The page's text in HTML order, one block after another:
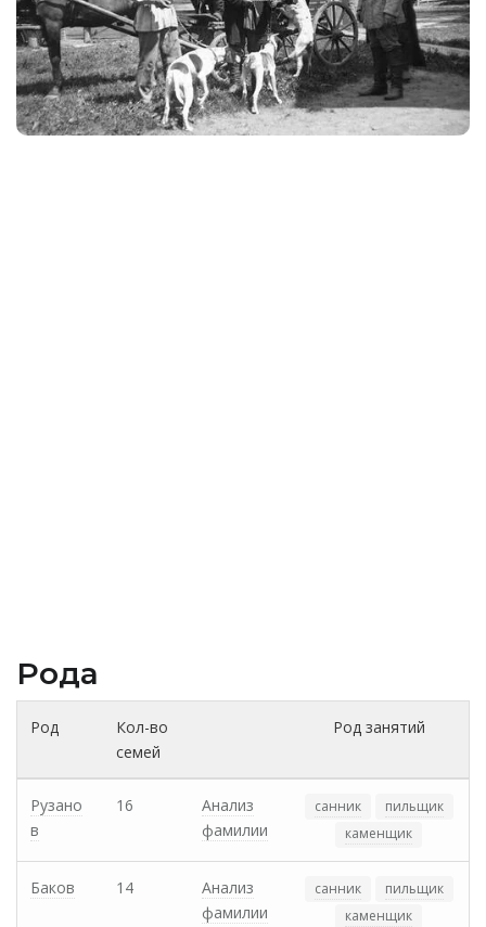
Рода
Род
Кол-во
семей
Род занятий
Рузано
в
16
Анализ
фамилии
санник
пильщик
каменщик
Баков 14
Анализ
фамилии
санник
пильщик
каменщик